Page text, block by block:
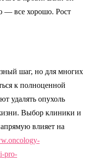
— все хорошо. Рост
шаг, но для многих
к полноценной
удалять опухоль
Выбор клиники и
влияет на
pro-